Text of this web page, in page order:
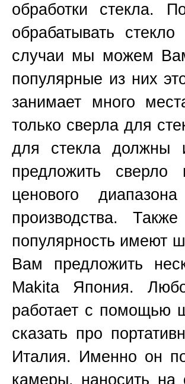
обработки стекла.
обрабатывать
случаи мы можем
популярные из них
занимает много
только сверла для
для стекла
предложить
ценового
производства.
популярность имеют
Вам предложить
Makita Япония.
работает с помощью
сказать про
Италия. Именно он
камеры, наносить на